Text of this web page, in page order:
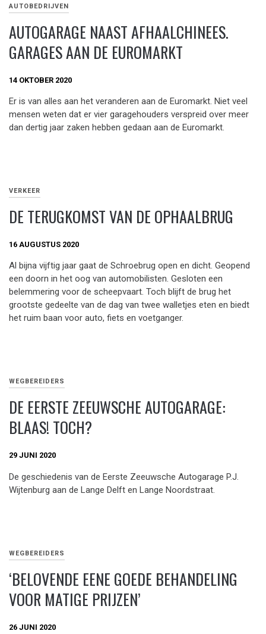
AUTOBEDRIJVEN
AUTOGARAGE NAAST AFHAALCHINEES.
GARAGES AAN DE EUROMARKT
14 OKTOBER 2020
Er is van alles aan het veranderen aan de Euromarkt. Niet veel
mensen weten dat er vier garagehouders verspreid over meer
dan dertig jaar zaken hebben gedaan aan de Euromarkt.
VERKEER
DE TERUGKOMST VAN DE OPHAALBRUG
16 AUGUSTUS 2020
Al bijna vijftig jaar gaat de Schroebrug open en dicht. Geopend
een doorn in het oog van automobilisten. Gesloten een
belemmering voor de scheepvaart. Toch blijft de brug het
grootste gedeelte van de dag van twee walletjes eten en biedt
het ruim baan voor auto, fiets en voetganger.
WEGBEREIDERS
DE EERSTE ZEEUWSCHE AUTOGARAGE:
BLAAS! TOCH?
29 JUNI 2020
De geschiedenis van de Eerste Zeeuwsche Autogarage P.J.
Wijtenburg aan de Lange Delft en Lange Noordstraat.
WEGBEREIDERS
‘BELOVENDE EENE GOEDE BEHANDELING
VOOR MATIGE PRIJZEN’
26 JUNI 2020